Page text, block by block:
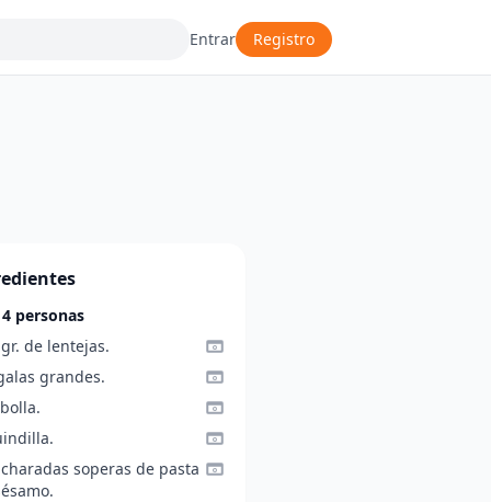
Entrar Registro
personas
de lentejas.
grandes.
soperas de pasta